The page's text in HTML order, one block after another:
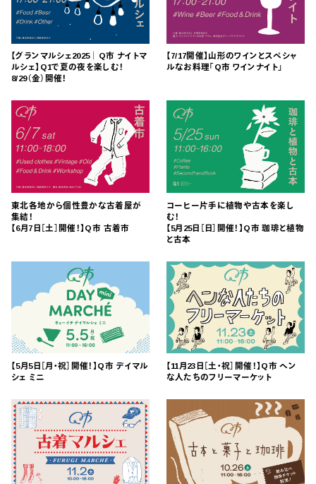
【グランマルシェ2025｜Q市 ナイトマ
ルシェ】Q1で夏の夜を楽しむ！
8/29（金）開催！
【7/17開催】山形のワインとスペシャ
ルなお料理「Q市 ワインナイト」
東北各地から個性豊かな古着屋が
集結！
【6月7日［土］開催！】Q市 古着市
コーヒー片手に植物や古本を楽し
む！
【5月25日［日］開催！】Q市 珈琲と植物
と古本
【5月5日［月・祝］開催！】Q市 デイマル
シェ ミニ
【11月23日［土・祝］開催！】Q市 ヘン
な人たちのフリーマーケット